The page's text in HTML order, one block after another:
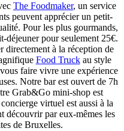
The Foodmaker, un service
peuvent apprécier un petit-
Pour les plus gourmands,
déjeuner pour seulement 25€.
directement à la réception de
Food Truckau style
faire vivre une expérience
Notre bar est ouvert de 7h
Grab&Go mini-shop est
virtuel est aussi à la
découvrir par eux-mêmes les
de Bruxelles.